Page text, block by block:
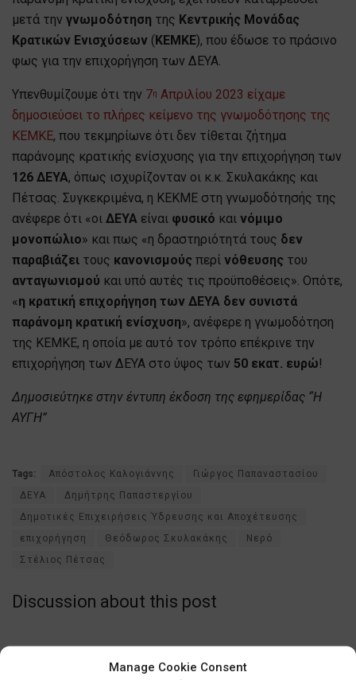
Manage Cookie Consent
μετά την γνωμοδότηση της Κεντρικής Μονάδας
Κρατικών Ενισχύσεων ( ΚΕΜΚΕ), που έδωσε το πράσινο
φως για την επιχορήγηση των ΔΕΥΑ.
Υπενθυμίζουμε ότι την 7η Απριλίου 2023 είχαμε
δημοσιεύσει το πλήρες κείμενο της γνωμοδότησης της
ΚΕΜΚΕ, που τεκμηρίωνε ότι δεν τίθεται ζήτημα
παράνομης κρατικής ενίσχυσης για την επιχορήγηση των
126 ΔΕΥΑ, όπως ισχυρίζονταν οι κ.κ. Σκυλακάκης και
Πέτσας. Συγκεκριμένα, η ΚΕΚΜΕ στη γνωμοδότησής της
ανέφερε ότι «οι ΔΕΥΑ είναι φυσικό και νόμιμο
μονοπώλιο» και πως «η δραστηριότητά τους δεν
παραβιάζει τους κανονισμούς περί νόθευσης του
ανταγωνισμού και υπό αυτές τις προϋποθέσεις». Οπότε,
«η κρατική επιχορήγηση των ΔΕΥΑ δεν συνιστά
παράνομη κρατική ενίσχυση», ανέφερε η γνωμοδότηση
της ΚΕΜΚΕ, η οποία με αυτό τον τρόπο επέκρινε την
επιχορήγηση των ΔΕΥΑ στο ύψος των 50 εκατ. ευρώ!
Δημοσιεύτηκε στην έντυπη έκδοση της εφημερίδας “Η
ΑΥΓΗ”
Tags: Απόστολος Καλογιάννης
Γιώργος Παπαναστασίου
ΔΕΥΑ
Δημήτρης Παπαστεργίου
Δημοτικές Επιχειρήσεις Ύδρευσης και Αποχέτευσης
επιχορήγηση
Θεόδωρος Σκυλακάκης
Νερό
Στέλιος Πέτσας
Discussion about this post